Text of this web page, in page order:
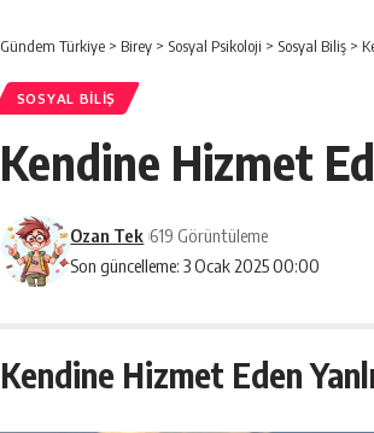
Gündem Türkiye > Birey > Sosyal Psikoloji > Sosyal Biliş >
SOSYAL BILIŞ
Kendine Hizmet
Son güncelleme: 3 Ocak 2025 00:00
Ozan Tek 619 Görüntüleme
Kendine Hizmet Eden